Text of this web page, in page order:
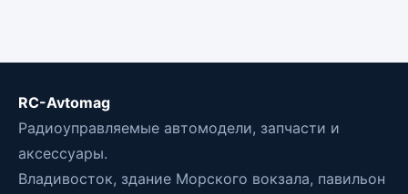
RC-Avtomag
Радиоуправляемые автомодели, запчасти и
аксессуары.
Владивосток, здание Морского вокзала, павильон